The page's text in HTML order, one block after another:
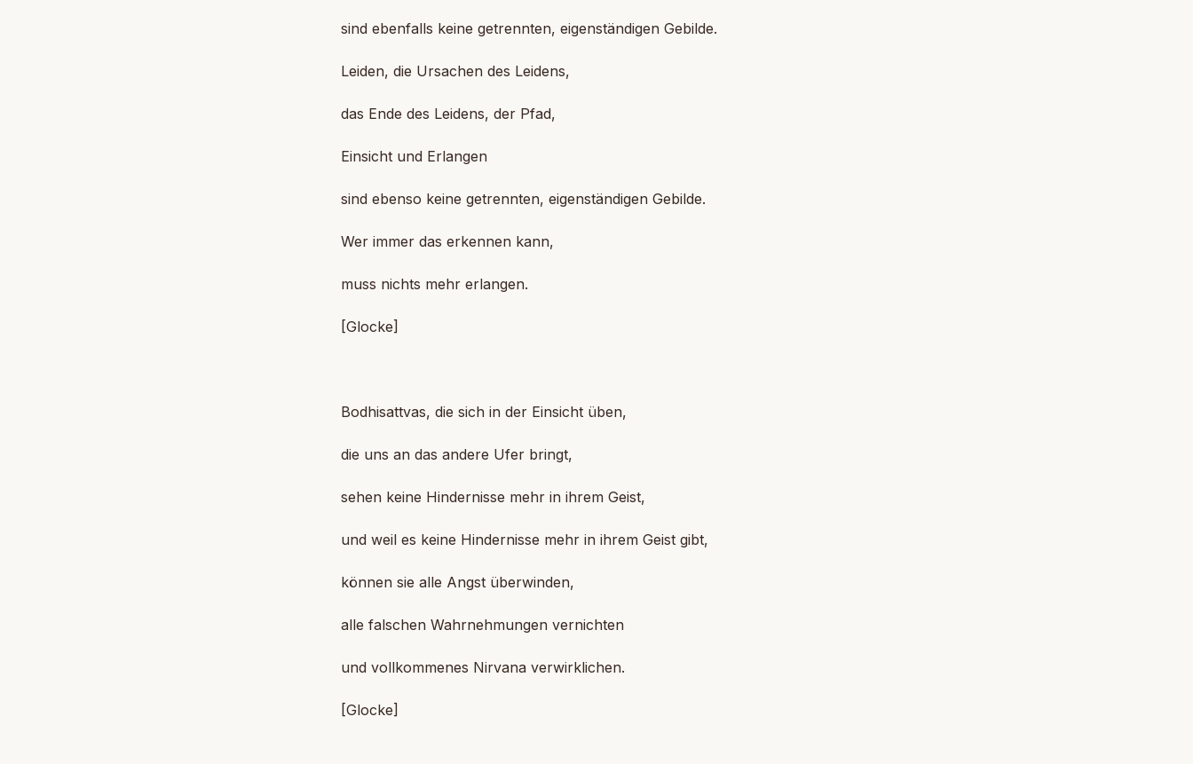
sind ebenfalls keine getrennten, eigenständigen Gebilde.
Leiden, die Ursachen des Leidens,
das Ende des Leidens, der Pfad,
Einsicht und Erlangen
sind ebenso keine getrennten, eigenständigen Gebilde.
Wer immer das erkennen kann,
muss nichts mehr erlangen.
[Glocke]
Bodhisattvas, die sich in der Einsicht üben,
die uns an das andere Ufer bringt,
sehen keine Hindernisse mehr in ihrem Geist,
und weil es keine Hindernisse mehr in ihrem Geist gibt,
können sie alle Angst überwinden,
alle falschen Wahrnehmungen vernichten
und vollkommenes Nirvana verwirklichen.
[Glocke]